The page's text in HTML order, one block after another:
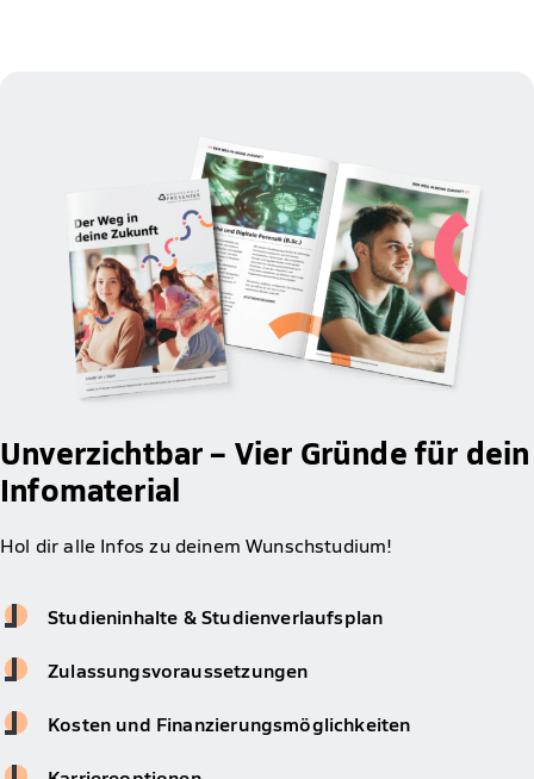
Unverzichtbar – Vier Gründe für dein
Infomaterial
Hol dir alle Infos zu deinem Wunschstudium!
Studieninhalte & Studienverlaufsplan
Zulassungsvoraussetzungen
Kosten und Finanzierungsmöglichkeiten